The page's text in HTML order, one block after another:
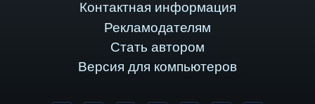
Контактная информация
Рекламодателям
Стать автором
Версия для компьютеров